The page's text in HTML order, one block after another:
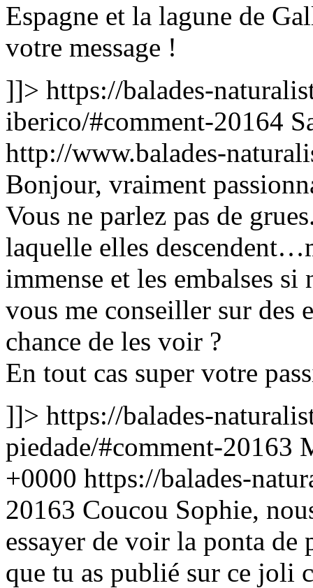
Espagne et la lagune de
votre message !
]]> https://balades-
iberico/#comment-20164
http://www.balades-
Bonjour, vraiment
Vous ne parlez pas de
laquelle elles
immense et les embalses
vous me conseiller sur des
chance de les voir ?
En tout cas super votre
]]> https://balades-
piedade/#comment-20163
+0000 https://balades-
20163 Coucou Sophie,
essayer de voir la ponta
que tu as publié sur ce joli